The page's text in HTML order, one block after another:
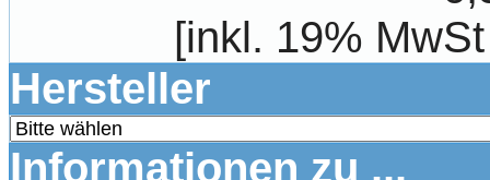
[inkl. 19%
Hersteller
Informationen zu ...